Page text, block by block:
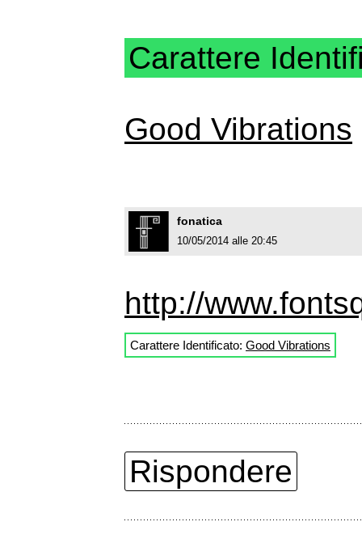
Carattere
Good Vibrations
fonatica
10/05/2014 alle 20:45
http://
Carattere Identificato: Good Vibrations
Rispondere